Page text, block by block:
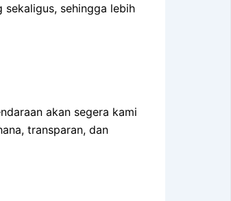
sekaligus, sehingga lebih
akan segera kami
transparan, dan